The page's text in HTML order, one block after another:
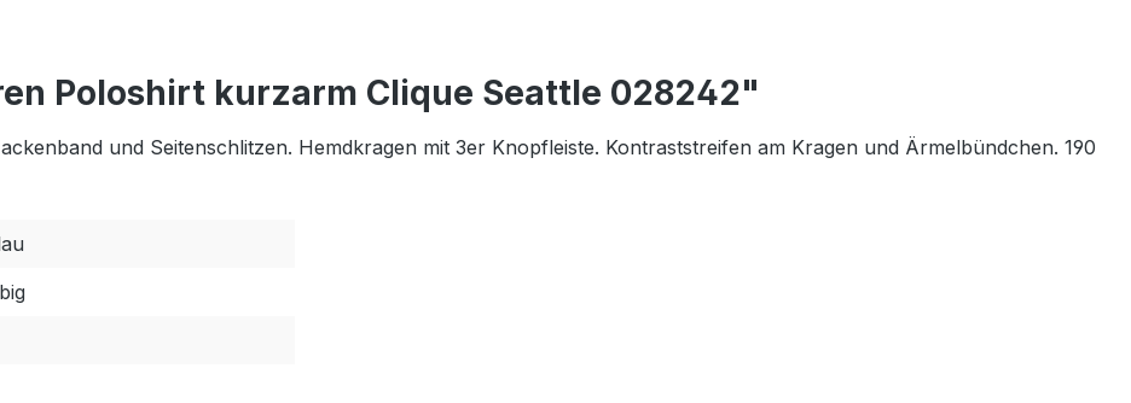
Poloshirt kurzarm Clique Seattle 028242"
und Seitenschlitzen. Hemdkragen mit 3er Knopfleiste. Kontraststreifen am Kragen und Ärmelbündchen. 190